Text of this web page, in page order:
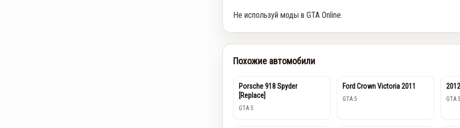
Не используй моды в GTA Online.
Похожие автомобили
Porsche 918 Spyder
[Replace]
GTA 5
Ford Crown Victoria 2011
GTA 5 GTA 5